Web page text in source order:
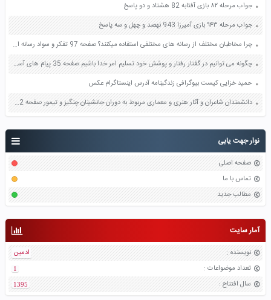
نوار جهت یابی
صفحه اصلی
تماس با ما
مطالب جدید
آمار سایت
نویسنده :
ادمین
تعداد موضواعات :
1
سال افتتاح :
1395
جواب مرحله ۸۲ بازی آفتابه 82 هشتاد و دو پاسخ
جواب مرحله ۹۴۳ بازی آمیرزا 943 نهصد و چهل و سه پاسخ
چرا مخاطبان مختلف از رسانه های مختلفی استفاده میکنند؟ صفحه 97 تفکر و سواد رسانه ای دهم
چگونه می توانیم در گفتار رفتار و پوشش خود تسلیم امر خدا باشیم صفحه 35 پیام های آسمان نهم
حمید خزایی کیست بیوگرافی زندگینامه آدرس اینستاگرام عکس
دانشمندان شاعران و آثار هنری و معماری مربوط به دوران جانشینان چنگیز و تیمور صفحه 12 مطالعات اجتماعی پنجم